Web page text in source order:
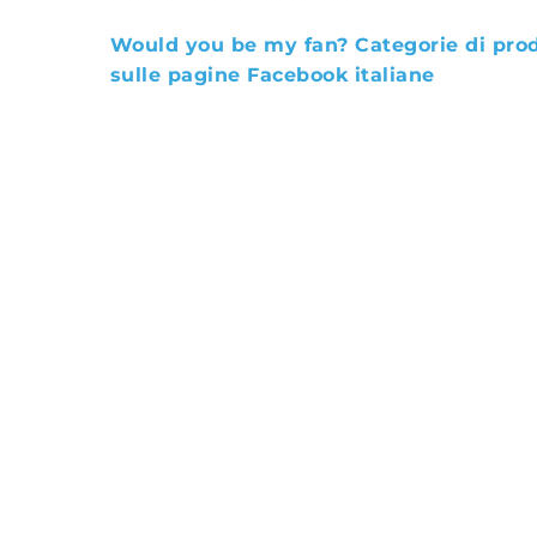
Would you be my fan? Categorie di
sulle pagine Facebook italiane